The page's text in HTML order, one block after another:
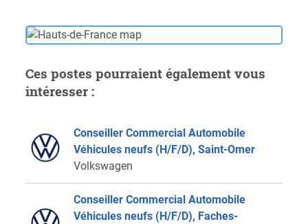
Ces postes pourraient également vous
intéresser :
Conseiller Commercial Automobile
Véhicules neufs (H/F/D), Saint-Omer
Volkswagen
Conseiller Commercial Automobile
Véhicules neufs (H/F/D), Faches-